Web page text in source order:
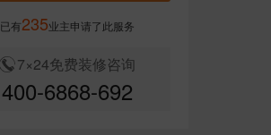
已有235业主申请了此服务
7×24免费装修咨询
400-6868-692